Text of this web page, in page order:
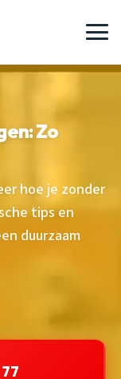
Zo
hoe je zonder
tips en
duurzaam